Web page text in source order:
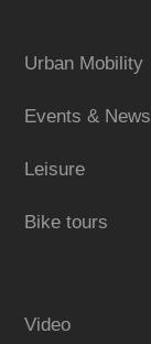
Urban Mobility
Events & News
Leisure
Bike tours
Video